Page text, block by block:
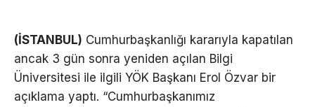
(İSTANBUL) Cumhurbaşkanlığı kararıyla kapatılan
ancak 3 gün sonra yeniden açılan Bilgi
Üniversitesi ile ilgili YÖK Başkanı Erol Özvar bir
açıklama yaptı. “Cumhurbaşkanımız